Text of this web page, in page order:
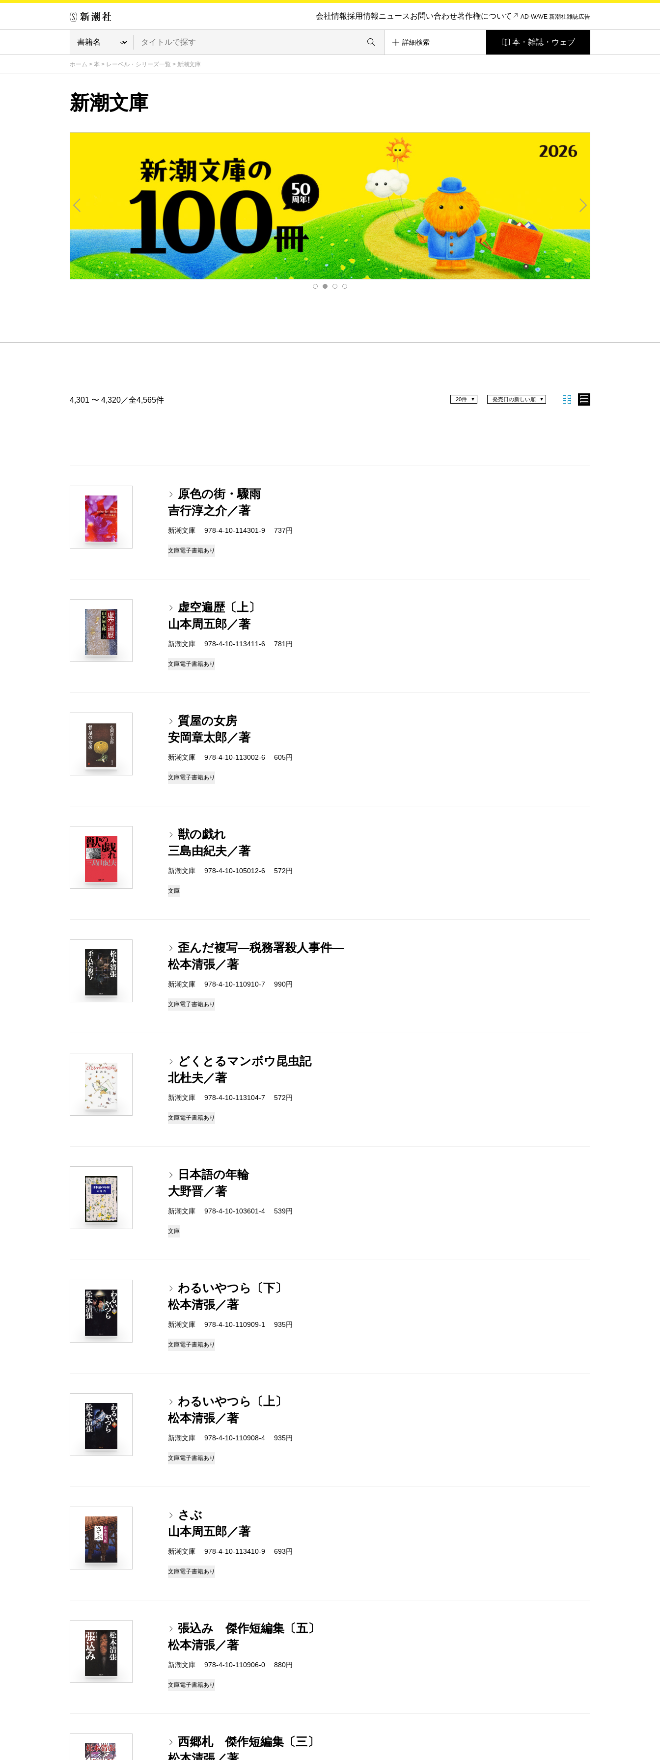
会社情報採用情報ニュースお問い合わせ著作権について AD-WAVE 新潮社雑誌広告
詳細検索 本・雑誌・ウェブ
ホーム > 本 > レーベル・シリーズ一覧 > 新潮文庫
新潮文庫
v
t
4,301 〜 4,320／全4,565件 発売日の新しい順
20件
原色の街・驟雨
吉行淳之介／著
新潮文庫 978-4-10-114301-9 737円
文庫電子書籍あり
虚空遍歴〔上〕
山本周五郎／著
新潮文庫 978-4-10-113411-6 781円
文庫電子書籍あり
質屋の女房
安岡章太郎／著
新潮文庫 978-4-10-113002-6 605円
文庫電子書籍あり
獣の戯れ
三島由紀夫／著
新潮文庫 978-4-10-105012-6 572円
文庫
歪んだ複写―税務署殺人事件―
松本清張／著
新潮文庫 978-4-10-110910-7 990円
文庫電子書籍あり
どくとるマンボウ昆虫記
北杜夫／著
新潮文庫 978-4-10-113104-7 572円
文庫電子書籍あり
日本語の年輪
大野晋／著
新潮文庫 978-4-10-103601-4 539円
文庫
わるいやつら〔下〕
松本清張／著
新潮文庫 978-4-10-110909-1 935円
文庫電子書籍あり
わるいやつら〔上〕
松本清張／著
新潮文庫 978-4-10-110908-4 935円
文庫電子書籍あり
さぶ
山本周五郎／著
新潮文庫 978-4-10-113410-9 693円
文庫電子書籍あり
張込み 傑作短編集〔五〕
松本清張／著
新潮文庫 978-4-10-110906-0 880円
文庫電子書籍あり
西郷札 傑作短編集〔三〕